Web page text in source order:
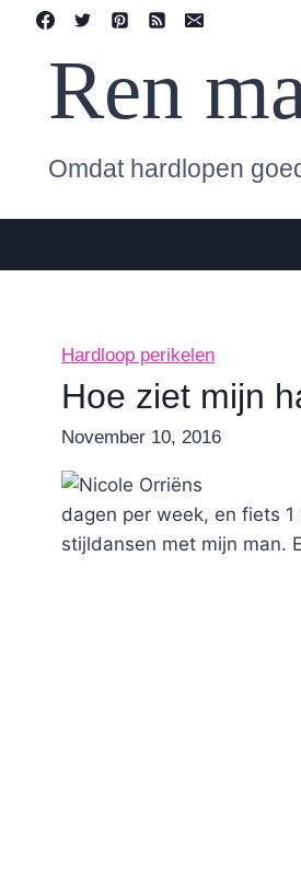
contentRen
Omdat hardlopen
Hardloop perikelen
Hoe ziet mijn
ByNicole
November 10, 2016
dagen per week, en fiets
stijldansen met mijn man.